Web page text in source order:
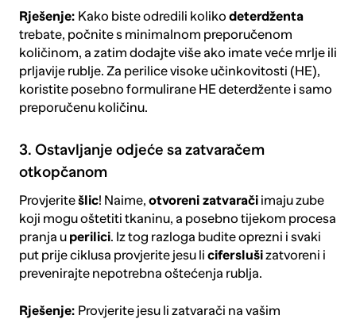
Rješenje: Kako biste odredili koliko deterdženta
trebate, počnite s minimalnom preporučenom
količinom, a zatim dodajte više ako imate veće mrlje ili
prljavije rublje. Za perilice visoke učinkovitosti (HE),
koristite posebno formulirane HE deterdžente i samo
preporučenu količinu.
3. Ostavljanje odjeće sa zatvaračem
otkopčanom
Provjeritešlic! Naime, otvoreni zatvaračiimaju zube
koji mogu oštetiti tkaninu, a posebno tijekom procesa
pranja u perilici. Iz tog razloga budite oprezni i svaki
put prije ciklusa provjerite jesu li ciferslušizatvoreni i
prevenirajte nepotrebna oštećenja rublja.
Rješenje: Provjerite jesu li zatvarači na vašim